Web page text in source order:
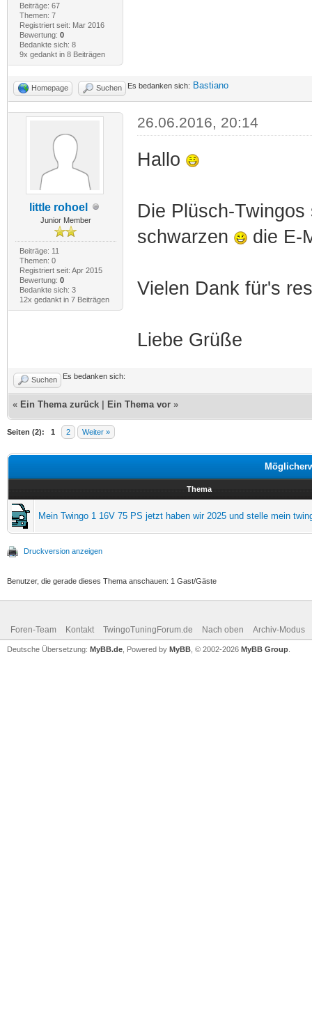
Beiträge: 67
Themen: 7
Registriert seit: Mar 2016
Bewertung: 0
Bedankte sich: 8
9x gedankt in 8 Beiträgen
Homepage Suchen Es bedanken sich: Bastiano
little rohoel
Junior Member
Beiträge: 11
Themen: 0
Registriert seit: Apr 2015
Bewertung: 0
Bedankte sich: 3
12x gedankt in 7 Beiträgen
26.06.2016, 20:14
Hallo
Die Plüsch-
schwarzen
die E-
Vielen Dank für's
Liebe Grüße
Suchen Es bedanken sich:
« Ein Thema zurück Ein Thema vor »
Seiten (2): 1 2 Weiter »
Thema
Mein Twingo 1 16V 75 PS jetzt haben wir 2025 und stelle mein
Druckversion anzeigen
Benutzer, die gerade dieses Thema anschauen: 1 Gast/Gäste
Foren-Team Kontakt TwingoTuningForum.de Nach oben Archiv-Modus
Deutsche Übersetzung: MyBB.de , Powered by MyBB , © 2002-2026 MyBB Group